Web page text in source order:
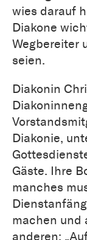
wies darauf
Diakone
Wegbereiter
seien.
Diakonin
Diakonie,
Gäste. Ihre
manches
machen und
anderen: